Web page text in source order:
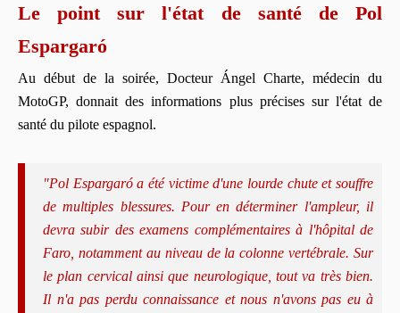
Le point sur l'état de santé de Pol
Espargaró
Au début de la soirée, Docteur Ángel Charte, médecin du
MotoGP, donnait des informations plus précises sur l'état de
santé du pilote espagnol.
"Pol Espargaró a été victime d'une lourde chute et souffre
de multiples blessures. Pour en déterminer l'ampleur, il
devra subir des examens complémentaires à l'hôpital de
Faro, notamment au niveau de la colonne vertébrale. Sur
le plan cervical ainsi que neurologique, tout va très bien.
Il n'a pas perdu connaissance et nous n'avons pas eu à